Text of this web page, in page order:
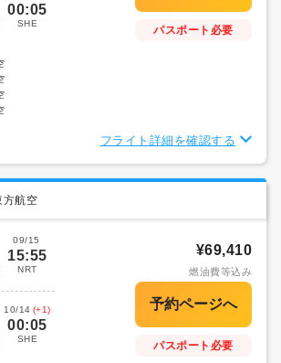
00:05
SHE
パスポート必要
フライト詳細を確認する
方航空
09/15
15:55
NRT
10/14 (+1)
00:05
SHE
¥69,410
燃油費等込み
パスポート必要